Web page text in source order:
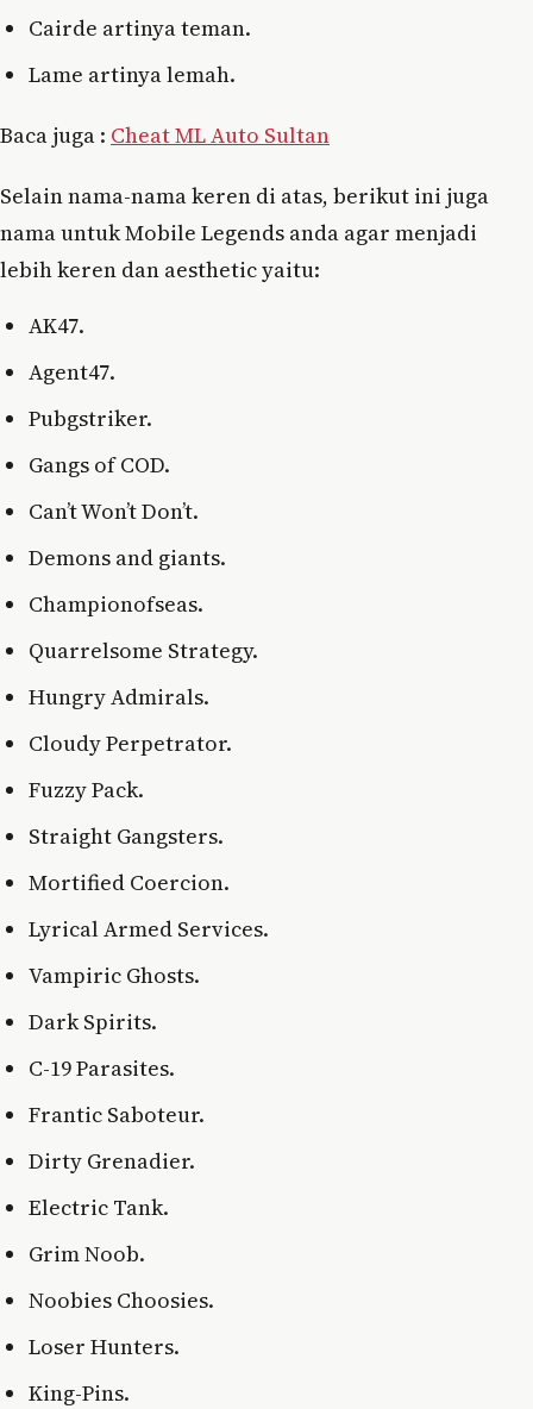
Cairde artinya teman.
Lame artinya lemah.
Baca juga : Cheat ML Auto Sultan
Selain nama-nama keren di atas, berikut ini juga
nama untuk Mobile Legends anda agar menjadi
lebih keren dan aesthetic yaitu:
AK47.
Agent47.
Pubgstriker.
Gangs of COD.
Can’t Won’t Don’t.
Demons and giants.
Championofseas.
Quarrelsome Strategy.
Hungry Admirals.
Cloudy Perpetrator.
Fuzzy Pack.
Straight Gangsters.
Mortified Coercion.
Lyrical Armed Services.
Vampiric Ghosts.
Dark Spirits.
C-19 Parasites.
Frantic Saboteur.
Dirty Grenadier.
Electric Tank.
Grim Noob.
Noobies Choosies.
Loser Hunters.
King-Pins.